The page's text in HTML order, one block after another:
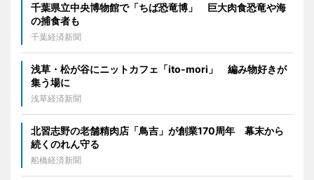
千葉県立中央博物館で「ちば恐竜博」 巨大肉食恐竜や海
の捕食者も
千葉経済新聞
浅草・松が谷にニットカフェ「ito-mori」 編み物好きが
集う場に
浅草経済新聞
北習志野の老舗精肉店「鳥吉」が創業170周年 幕末から
続くのれん守る
船橋経済新聞